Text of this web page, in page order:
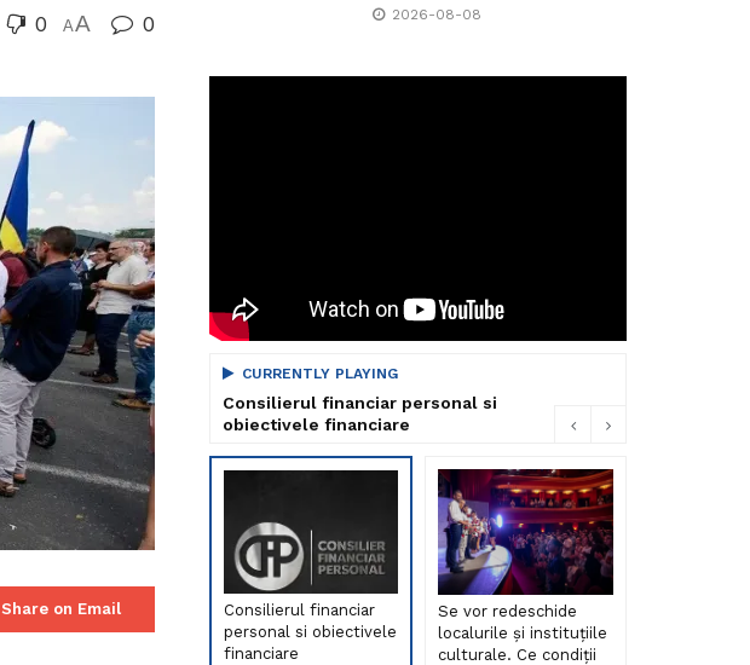
0 AA 0
Share on Email
2026-08-08
CURRENTLY PLAYING
Consilierul financiar personal si
obiectivele financiare
Consilierul financiar
personal si obiectivele
financiare
Se vor redeschide
localurile și instituțiile
culturale. Ce condiții